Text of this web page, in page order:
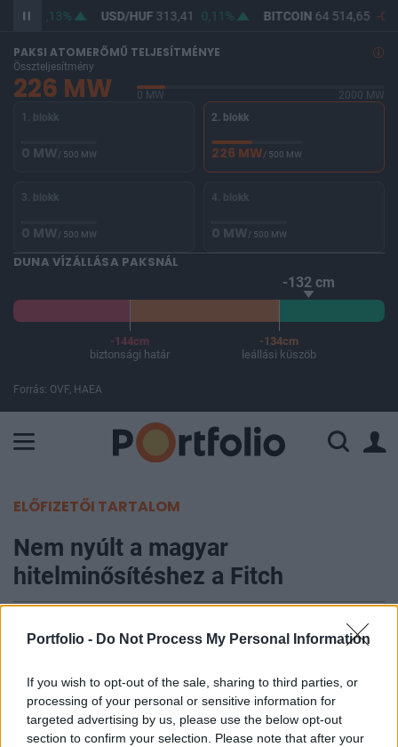
Portfolio - Do Not Process My Personal Information
If you wish to opt-out of the sale, sharing to third parties, or
processing of your personal or sensitive information for
targeted advertising by us, please use the below opt-out
section to confirm your selection. Please note that after your
0,13% USD/HUF313,41 0,11% BITCOIN64 514,65 -
PAKSI ATOMERŐMŰ TELJESÍTMÉNYE
Összteljesítmény
226 MW 0 MW
2000 MW
1. blokk
0 MW/ 500 MW
2. blokk
226 MW/ 500 MW
3. blokk
0 MW/ 500 MW
4. blokk
0 MW/ 500 MW
DUNA VÍZÁLLÁSA PAKSNÁL
-132 cm
-144cm
biztonsági határ
-134cm
leállási küszöb
Forrás: OVF, HAEA
ELŐFIZETŐI TARTALOM
Nem nyúlt a magyar
hitelminősítéshez a Fitch
2017. május 12. 22:13
Péntek este közzétett döntésével megerősítette
Magyarország "BBB-" szintű, immár a
befektetésre ajánlott kategória alsó szélén álló